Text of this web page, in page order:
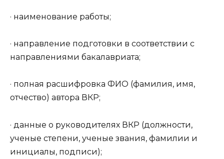
· наименование работы;
· направление подготовки в соответствии с
направлениями бакалавриата;
· полная расшифровка ФИО (фамилия, имя,
отчество) автора ВКР;
· данные о руководителях ВКР (должности,
ученые степени, ученые звания, фамилии и
инициалы, подписи);